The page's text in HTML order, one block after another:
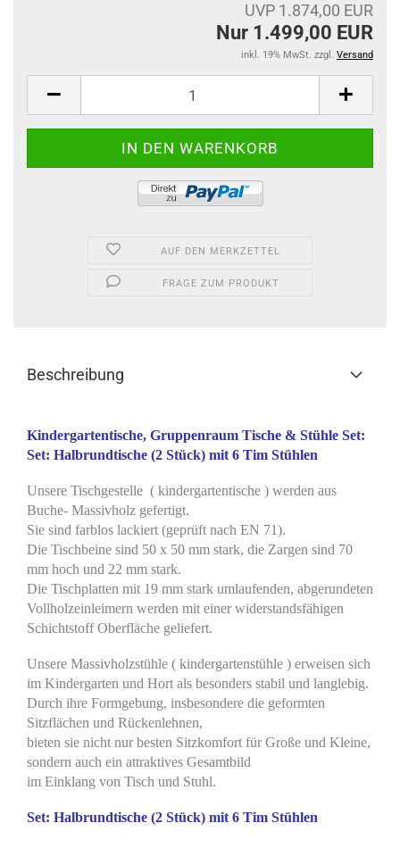
UVP 1.874,00 EUR
Nur 1.499,00 EUR
inkl. 19% MwSt. zzgl. Versand
AUF DEN MERKZETTEL
FRAGE ZUM PRODUKT
Beschreibung
Kindergartentische, Gruppenraum Tische & Stühle Set:
Set: Halbrundtische (2 Stück) mit 6 Tim Stühlen
Unsere Tischgestelle ( kindergartentische ) werden aus
Buche- Massivholz gefertigt.
Sie sind farblos lackiert (geprüft nach EN 71).
Die Tischbeine sind 50 x 50 mm stark, die Zargen sind 70
mm hoch und 22 mm stark.
Die Tischplatten mit 19 mm stark umlaufenden, abgerundeten
Vollholzeinleimern werden mit einer widerstandsfähigen
Schichtstoff Oberfläche geliefert.
Unsere Massivholzstühle ( kindergartenstühle ) erweisen sich
im Kindergarten und Hort als besonders stabil und langlebig.
Durch ihre Formgebung, insbesondere die geformten
Sitzflächen und Rückenlehnen,
bieten sie nicht nur besten Sitzkomfort für Große und Kleine,
sondern auch ein attraktives Gesamtbild
im Einklang von Tisch und Stuhl.
Set: Halbrundtische (2 Stück) mit 6 Tim Stühlen